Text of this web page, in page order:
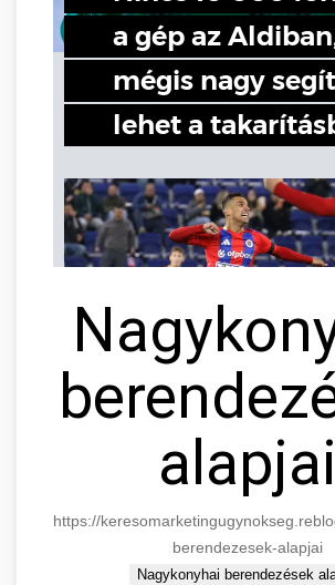
alapjai
https://
berendezesek-alapjai
Nagykonyhai berendezések